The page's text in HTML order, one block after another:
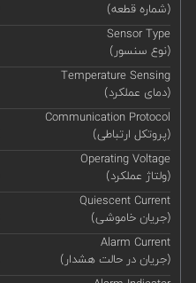
(شماره قطعه)
Sensor Type
(نوع سنسور)
Temperature Sensing
(دمای عملکرد)
Communication Protocol
(پروتکل ارتباطی)
Operating Voltage
(ولتاژ عملکرد)
Quiescent Current
(جریان خاموشی)
Alarm Current
(جریان در حالت هشدار)